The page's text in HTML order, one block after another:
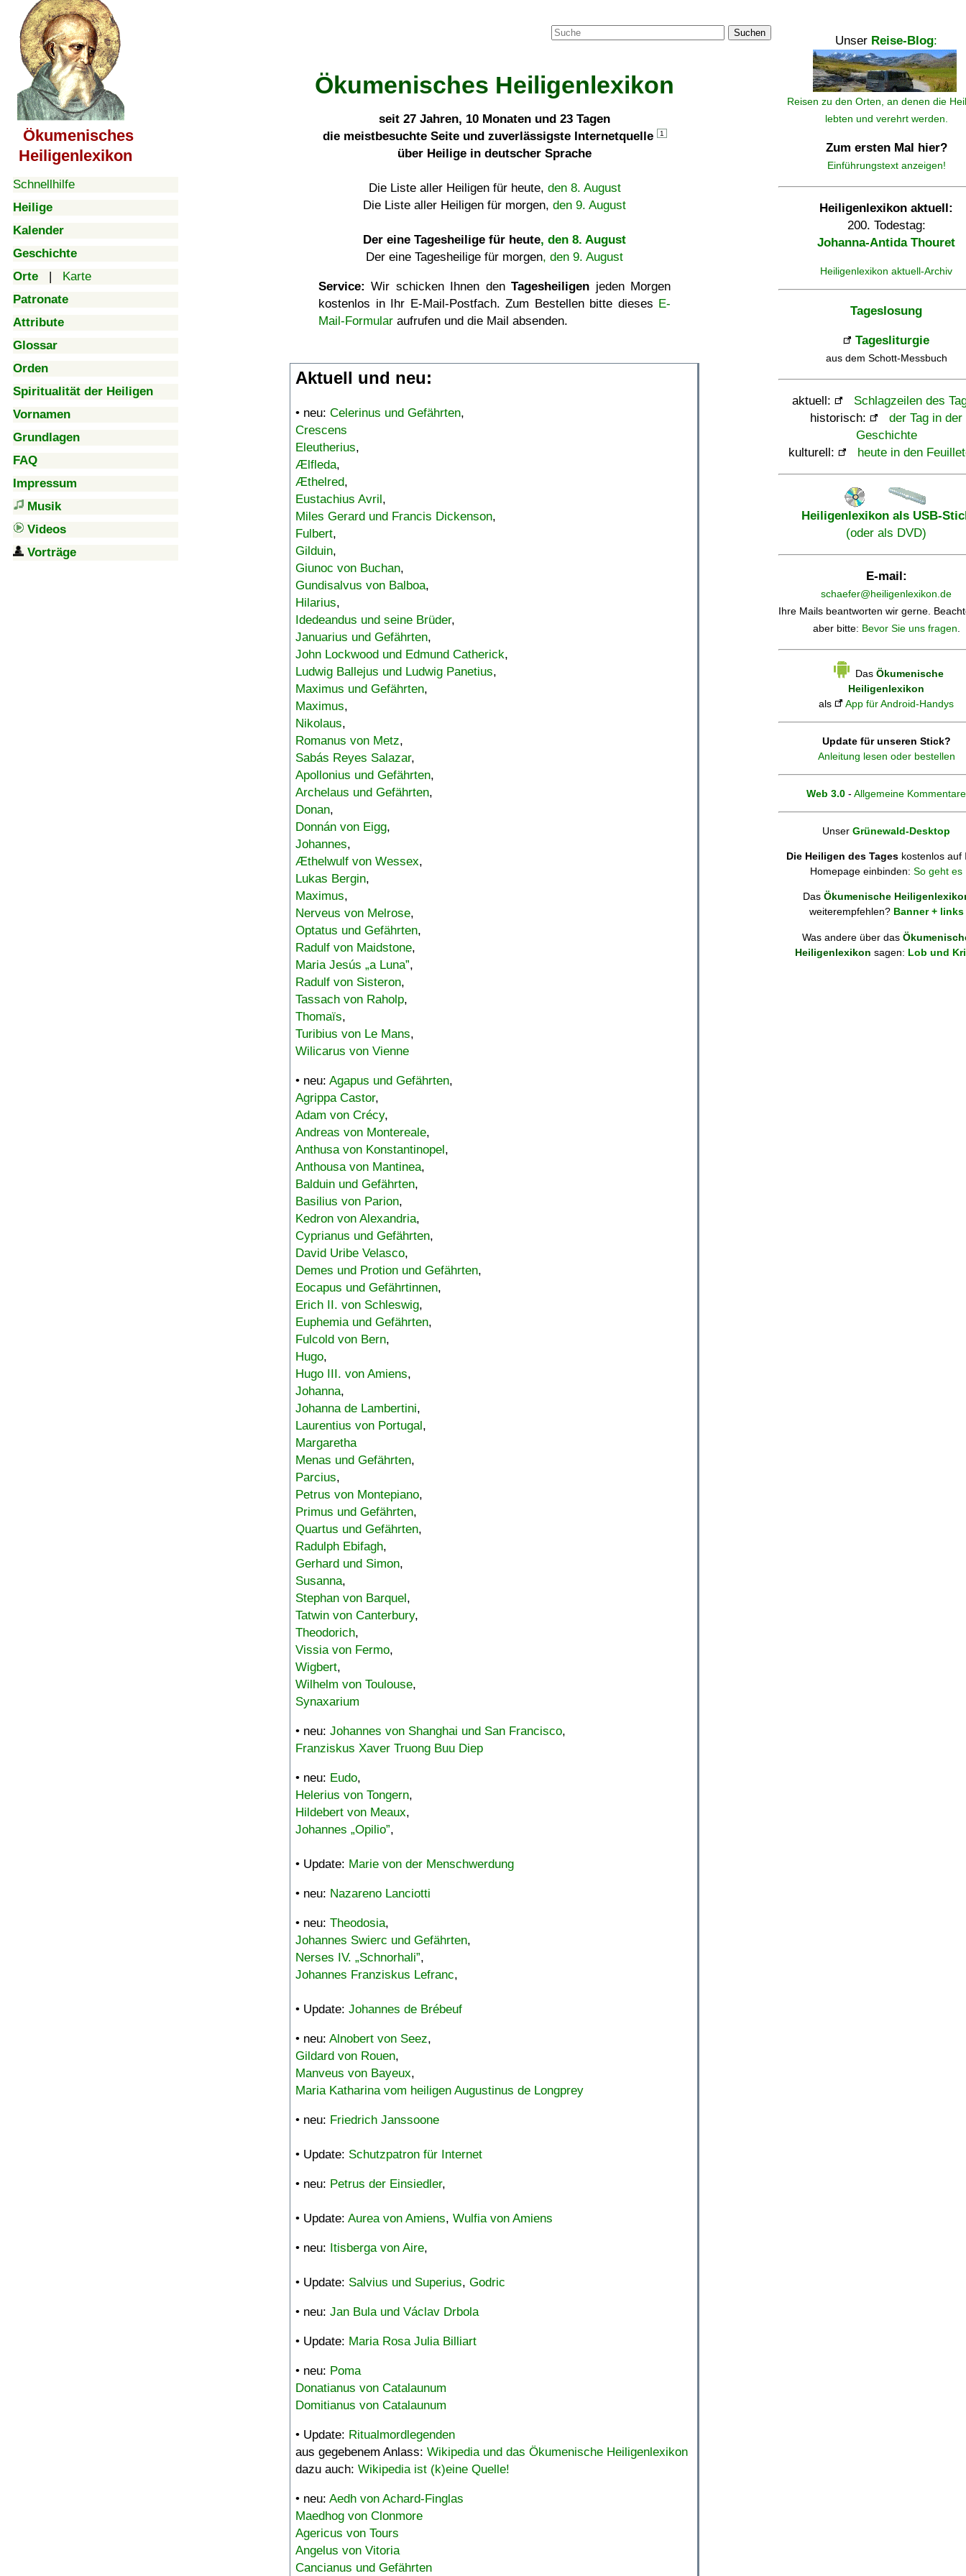
Ökumenisches
Heiligenlexikon
Schnellhilfe
Heilige
Kalender
Geschichte
Orte | Karte
Patronate
Attribute
Glossar
Orden
Spiritualität der Heiligen
Vornamen
Grundlagen
FAQ
Impressum
Musik
Videos
Vorträge
Suchen
Ökumenisches Heiligenlexikon
seit 27 Jahren, 10 Monaten und 23 Tagen
die meistbesuchte Seite und zuverlässigste Internetquelle
1
über Heilige in deutscher Sprache
Die Liste aller Heiligen für heute, den 8. August
Die Liste aller Heiligen für morgen, den 9. August
Der eine Tagesheilige für heute, den 8. August
Der eine Tagesheilige für morgen, den 9. August
Service: Wir schicken Ihnen denTagesheiligen jeden Morgen
kostenlos in Ihr E-Mail-Postfach. Zum Bestellen bitte dieses E-
Mail-Formular aufrufen und die Mail absenden.
Aktuell und neu:
• neu: Celerinus und Gefährten,
Crescens
Eleutherius,
Ælfleda,
Æthelred,
Eustachius Avril,
Miles Gerard und Francis Dickenson,
Fulbert,
Gilduin,
Giunoc von Buchan,
Gundisalvus von Balboa,
Hilarius,
Idedeandus und seine Brüder,
Januarius und Gefährten,
John Lockwood und Edmund Catherick,
Ludwig Ballejus und Ludwig Panetius,
Maximus und Gefährten,
Maximus,
Nikolaus,
Romanus von Metz,
Sabás Reyes Salazar,
Apollonius und Gefährten,
Archelaus und Gefährten,
Donan,
Donnán von Eigg,
Johannes,
Æthelwulf von Wessex,
Lukas Bergin,
Maximus,
Nerveus von Melrose,
Optatus und Gefährten,
Radulf von Maidstone,
Maria Jesús „a Luna”,
Radulf von Sisteron,
Tassach von Raholp,
Thomaïs,
Turibius von Le Mans,
Wilicarus von Vienne
• neu: Agapus und Gefährten,
Agrippa Castor,
Adam von Crécy,
Andreas von Montereale,
Anthusa von Konstantinopel,
Anthousa von Mantinea,
Balduin und Gefährten,
Basilius von Parion,
Kedron von Alexandria,
Cyprianus und Gefährten,
David Uribe Velasco,
Demes und Protion und Gefährten,
Eocapus und Gefährtinnen,
Erich II. von Schleswig,
Euphemia und Gefährten,
Fulcold von Bern,
Hugo,
Hugo III. von Amiens,
Johanna,
Johanna de Lambertini,
Laurentius von Portugal,
Margaretha
Menas und Gefährten,
Parcius,
Petrus von Montepiano,
Primus und Gefährten,
Quartus und Gefährten,
Radulph Ebifagh,
Gerhard und Simon,
Susanna,
Stephan von Barquel,
Tatwin von Canterbury,
Theodorich,
Vissia von Fermo,
Wigbert,
Wilhelm von Toulouse,
Synaxarium
• neu: Johannes von Shanghai und San Francisco,
Franziskus Xaver Truong Buu Diep
• neu: Eudo,
Helerius von Tongern,
Hildebert von Meaux,
Johannes „Opilio”,
• Update: Marie von der Menschwerdung
• neu: Nazareno Lanciotti
• neu: Theodosia,
Johannes Swierc und Gefährten,
Nerses IV. „Schnorhali”,
Johannes Franziskus Lefranc,
• Update: Johannes de Brébeuf
• neu: Alnobert von Seez,
Gildard von Rouen,
Manveus von Bayeux,
Maria Katharina vom heiligen Augustinus de Longprey
• neu: Friedrich Janssoone
• Update: Schutzpatron für Internet
• neu: Petrus der Einsiedler,
• Update: Aurea von Amiens, Wulfia von Amiens
• neu: Itisberga von Aire,
• Update: Salvius und Superius, Godric
• neu: Jan Bula und Václav Drbola
• Update: Maria Rosa Julia Billiart
• neu: Poma
Donatianus von Catalaunum
Domitianus von Catalaunum
• Update: Ritualmordlegenden
aus gegebenem Anlass: Wikipedia und das Ökumenische Heiligenlexikon
dazu auch: Wikipedia ist (k)eine Quelle!
• neu: Aedh von Achard-Finglas
Maedhog von Clonmore
Agericus von Tours
Angelus von Vitoria
Cancianus und Gefährten
Unser Reise-Blog:
Reisen zu den Orten, an denen die
lebten und verehrt werden.
Zum ersten Mal hier?
Einführungstext anzeigen!
Heiligenlexikon aktuell:
200. Todestag:
Johanna-Antida Thouret
Heiligenlexikon aktuell-Archiv
Tageslosung
Tagesliturgie
aus dem Schott-Messbuch
aktuell:
Schlagzeilen des
historisch:
der Tag in der
Geschichte
kulturell:
heute in den
Heiligenlexikon als USB-
(oder als DVD)
E-mail:
schaefer@heiligenlexikon.de
Ihre Mails beantworten wir gerne.
aber bitte: Bevor Sie uns fragen.
Das Ökumenische
Heiligenlexikon
als
App für Android-Handys
Update für unseren Stick?
Anleitung lesen oder bestellen
Web 3.0 - Allgemeine Kommentare
Unser Grünewald-Desktop
Die Heiligen des Tages kostenlos auf
Homepage einbinden: So geht es
Das Ökumenische
weiterempfehlen? Banner + links
Was andere über das
Heiligenlexikon sagen: Lob und